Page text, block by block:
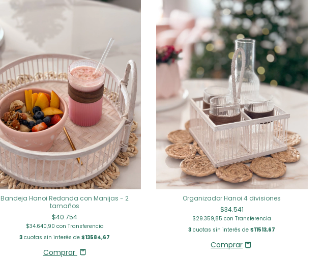
Bandeja Hanoi Redonda con Manijas - 2
tamaños
$40.754
$34.640,90 con Transferencia
3 cuotas sin interés de$13584,67
Comprar
Organizador Hanoi 4 divisiones
$34.541
$29.359,85con Transferencia
3 cuotas sin interés de$11513,67